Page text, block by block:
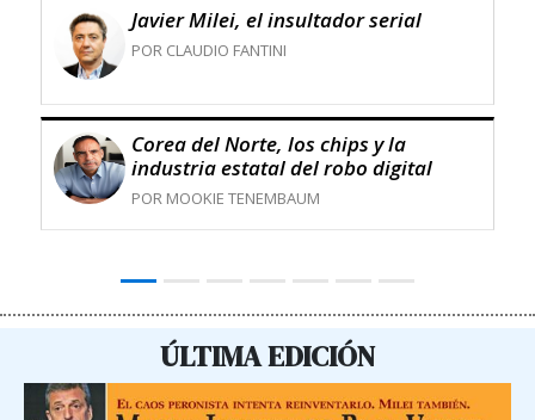
Javier Milei, el insultador serial
POR CLAUDIO FANTINI
Corea del Norte, los chips y la
industria estatal del robo digital
POR MOOKIE TENEMBAUM
ÚLTIMA EDICIÓN